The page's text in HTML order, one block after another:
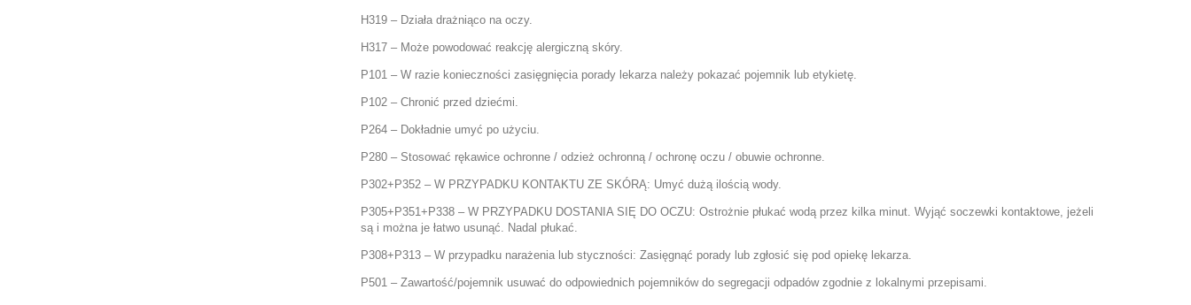
H319 – Działa drażniąco na oczy.
H317 – Może powodować reakcję alergiczną skóry.
P101 – W razie konieczności zasięgnięcia porady lekarza należy pokazać pojemnik lub etykietę.
P102 – Chronić przed dziećmi.
P264 – Dokładnie umyć po użyciu.
P280 – Stosować rękawice ochronne / odzież ochronną / ochronę oczu / obuwie ochronne.
P302+P352 – W PRZYPADKU KONTAKTU ZE SKÓRĄ: Umyć dużą ilością wody.
P305+P351+P338 – W PRZYPADKU DOSTANIA SIĘ DO OCZU: Ostrożnie płukać wodą przez kilka minut. Wyjąć soczewki kontaktowe, jeżeli
są i można je łatwo usunąć. Nadal płukać.
P308+P313 – W przypadku narażenia lub styczności: Zasięgnąć porady lub zgłosić się pod opiekę lekarza.
P501 – Zawartość/pojemnik usuwać do odpowiednich pojemników do segregacji odpadów zgodnie z lokalnymi przepisami.